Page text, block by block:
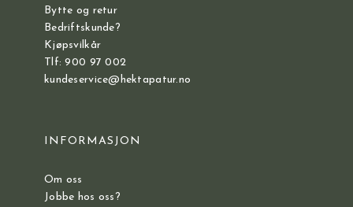
Bytte og retur
Bedriftskunde?
Kjøpsvilkår
Tlf: 900 97 002
kundeservice@hektapatur.no
INFORMASJON
Om oss
Jobbe hos oss?